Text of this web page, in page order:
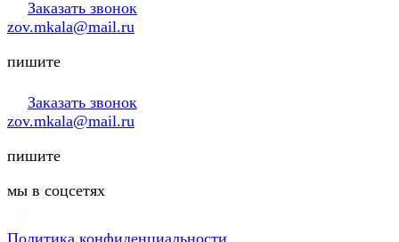
Заказать звонок
zov.mkala@mail.ru
пишите
Заказать звонок
zov.mkala@mail.ru
пишите
мы в соцсетях
Политика конфиденциальности